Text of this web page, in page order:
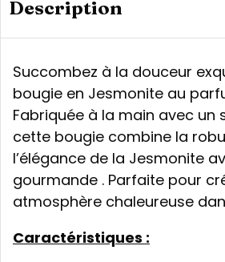
Description
Succombez à la douceur
bougie en Jesmonite au
Fabriquée à la main avec un
cette bougie combine la
l’élégance de la Jesmonite
gourmande . Parfaite pour
atmosphère chaleureuse
Caractéristiques :